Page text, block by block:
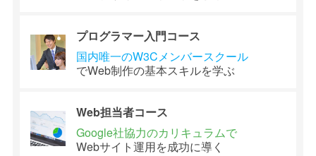
プログラマー入門コース
国内唯一のW3Cメンバースクール
でWeb制作の基本スキルを学ぶ
Web担当者コース
Google社協力のカリキュラムで
Webサイト運用を成功に導く